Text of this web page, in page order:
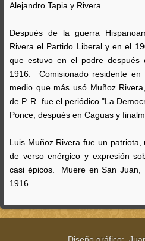
Alejandro Tapia y Rivera.
Después de la guerra
Rivera el Partido Liberal y en el
que estuvo en el podre
1916. Comisionado residente
medio que más usó Muñoz
de P. R. fue el periódico "La
Ponce, después en Caguas y
Luis Muñoz Rivera fue un
de verso enérgico y expresión
casi épicos. Muere en San Juan,
1916.